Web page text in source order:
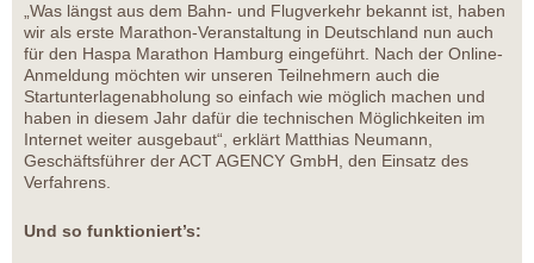
„Was längst aus dem Bahn- und Flugverkehr bekannt ist, haben
wir als erste Marathon-Veranstaltung in Deutschland nun auch
für den Haspa Marathon Hamburg eingeführt. Nach der Online-
Anmeldung möchten wir unseren Teilnehmern auch die
Startunterlagenabholung so einfach wie möglich machen und
haben in diesem Jahr dafür die technischen Möglichkeiten im
Internet weiter ausgebaut“, erklärt Matthias Neumann,
Geschäftsführer der ACT AGENCY GmbH, den Einsatz des
Verfahrens.
Und so funktioniert’s: